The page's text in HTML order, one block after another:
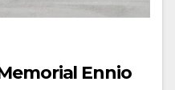
Ennio